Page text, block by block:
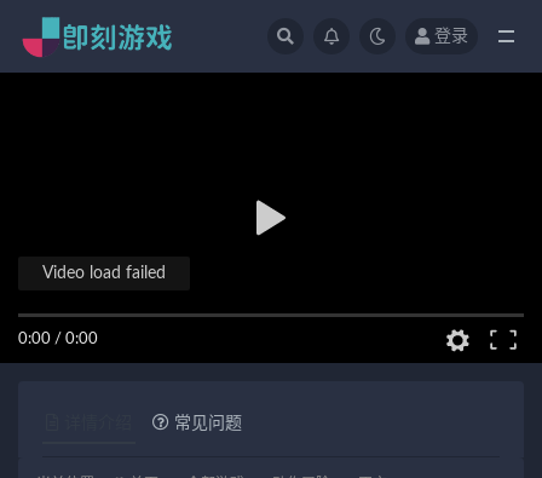
登录
0:00 / 0:00
Video load failed
常见问题